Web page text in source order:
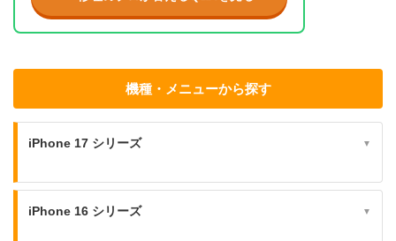
機種・メニューから探す
iPhone 17 シリーズ ▼
iPhone 16 シリーズ ▼